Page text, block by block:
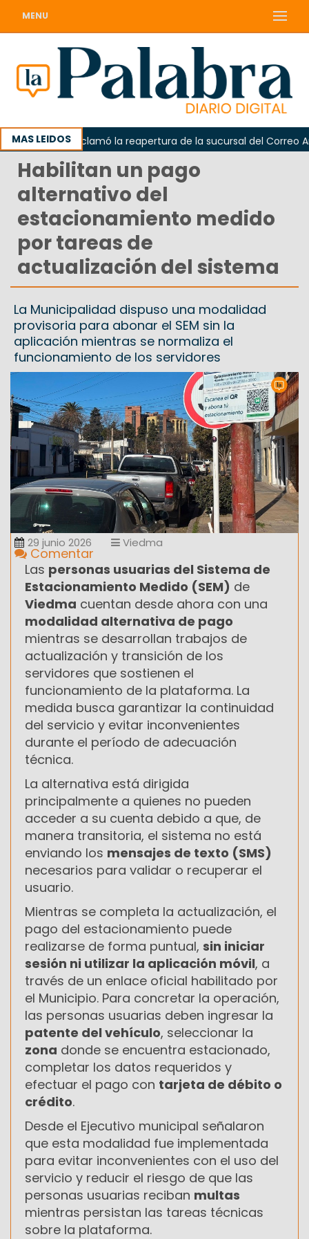
MENU
MAS LEIDOS
Odarda reclamó la reapertura de la sucursal del Correo
Habilitan un pago
alternativo del
estacionamiento medido
por tareas de
actualización del sistema
La Municipalidad dispuso una modalidad
provisoria para abonar el SEM sin la
aplicación mientras se normaliza el
funcionamiento de los servidores
29 junio 2026 Viedma
Comentar
Las personas usuarias del Sistema de
Estacionamiento Medido (SEM) de
Viedma cuentan desde ahora con una
modalidad alternativa de pago
mientras se desarrollan trabajos de
actualización y transición de los
servidores que sostienen el
funcionamiento de la plataforma. La
medida busca garantizar la continuidad
del servicio y evitar inconvenientes
durante el período de adecuación
técnica.
La alternativa está dirigida
principalmente a quienes no pueden
acceder a su cuenta debido a que, de
manera transitoria, el sistema no está
enviando los mensajes de texto (SMS)
necesarios para validar o recuperar el
usuario.
Mientras se completa la actualización, el
pago del estacionamiento puede
realizarse de forma puntual, sin iniciar
sesión ni utilizar la aplicación móvil, a
través de un enlace oficial habilitado por
el Municipio. Para concretar la operación,
las personas usuarias deben ingresar la
patente del vehículo, seleccionar la
zona donde se encuentra estacionado,
completar los datos requeridos y
efectuar el pago con tarjeta de débito o
crédito.
Desde el Ejecutivo municipal señalaron
que esta modalidad fue implementada
para evitar inconvenientes con el uso del
servicio y reducir el riesgo de que las
personas usuarias reciban multas
mientras persistan las tareas técnicas
sobre la plataforma.